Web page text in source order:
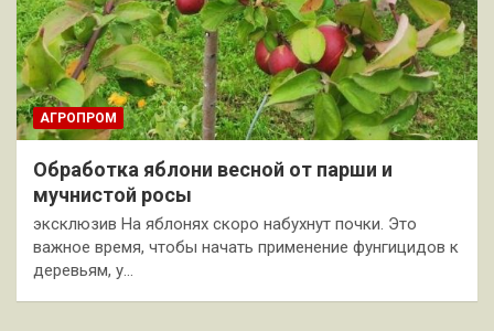
АГРОПРОМ
Обработка яблони весной от парши и
мучнистой росы
эксклюзив На яблонях скоро набухнут почки. Это
важное время, чтобы начать применение фунгицидов к
деревьям, у…